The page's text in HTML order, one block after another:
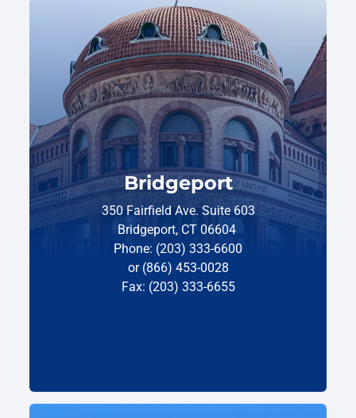
Bridgeport
350 Fairfield Ave. Suite 603
Bridgeport, CT 06604
Phone: (203) 333-6600
or (866) 453-0028
Fax: (203) 333-6655